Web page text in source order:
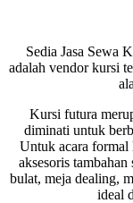
Sedia Jasa Sewa
adalah vendor kursi
Kursi futura
diminati untuk
Untuk acara formal
aksesoris
bulat, meja dealing,
ideal